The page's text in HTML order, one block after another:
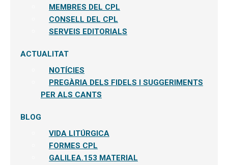
MEMBRES DEL CPL
CONSELL DEL CPL
SERVEIS EDITORIALS
ACTUALITAT
NOTÍCIES
PREGÀRIA DELS FIDELS I SUGGERIMENTS
PER ALS CANTS
BLOG
VIDA LITÚRGICA
FORMES CPL
GALILEA.153 MATERIAL